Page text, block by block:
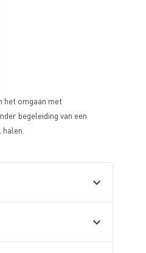
het omgaan met
begeleiding van een